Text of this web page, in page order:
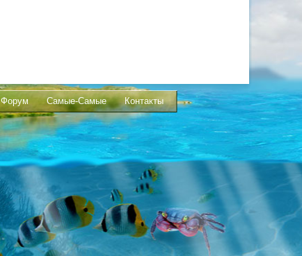
Форум Самые-Самые Контакты